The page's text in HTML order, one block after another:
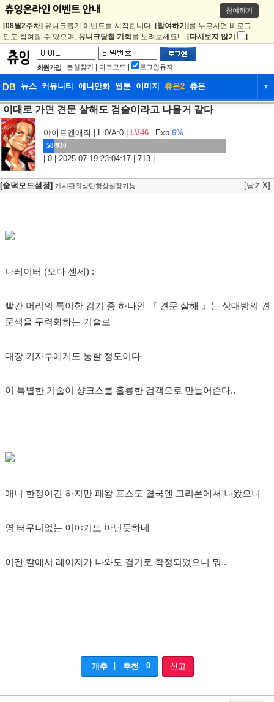
참여하기
[08월2주차] 유니크뽑기 이벤트를 시작합니다. [참여하기] 를 누르시면 비로그
인도 참여할 수 있으며, 유니크당첨 기회 를 노려보세요! [다시보지 않기 ]
회원가입 | 분실찾기 | 다크모드 | 로그인유지
DB 뉴스 커뮤니티 애니만화 웹툰 이미지 츄온2 츄온 ▼
DB 뉴스 커뮤니티
웹툰 이미지 츄온2
이대로 가면 견문 살해도 검술이라고 나올거 같다
마이트앤매직 | L:0/A:0 | LV46 Exp.6%
58/930
| 0 | 2025-07-19 23:04:17 | 713 |
[숨덕모드설정] 게시판최상단항상설정가능 [닫기X]
나레이터 (오다 센세) :
빨간 머리의 특이한 검기 중 하나인 『 견문 살해 』는 상대방의 견
문색을 무력화하는 기술로
대장 키자루에게도 통할 정도이다
이 특별한 기술이 샹크스를 훌룡한 검객으로 만들어준다..
애니 한정이긴 하지만 패왕 포스도 결국엔 그리폰에서 나왔으니
영 터무니없는 이야기도 아닌듯하네
이젠 칼에서 레이저가 나와도 검기로 확정되었으니 뭐..
개추 추천 0 신고